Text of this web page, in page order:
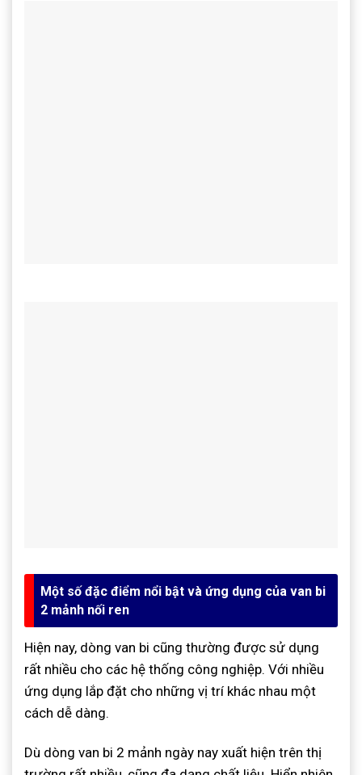
Một số đặc điểm nổi bật và ứng dụng của van bi
2 mảnh nối ren
Hiện nay, dòng van bi cũng thường được sử dụng
rất nhiều cho các hệ thống công nghiệp. Với nhiều
ứng dụng lắp đặt cho những vị trí khác nhau một
cách dễ dàng.
Dù dòng van bi 2 mảnh ngày nay xuất hiện trên thị